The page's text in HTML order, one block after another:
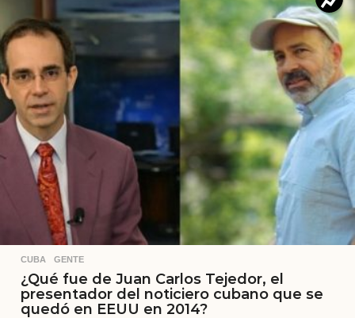
CUBA ,GENTE
¿Qué fue de Juan Carlos Tejedor, el
presentador del noticiero cubano que se
quedó en EEUU en 2014?